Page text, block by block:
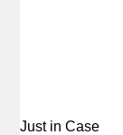
Just in Case